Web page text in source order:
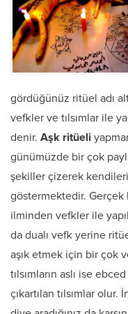
gördüğünüz ritüel adı
vefkler ve tılsımlar ile
denir. Aşk ritüeli
günümüzde bir çok
şekiller çizerek
göstermektedir. Gerçek
ilminden vefkler ile
da dualı vefk yerine
aşık etmek için bir çok
tılsımların aslı ise
çıkartılan tılsımlar olur.